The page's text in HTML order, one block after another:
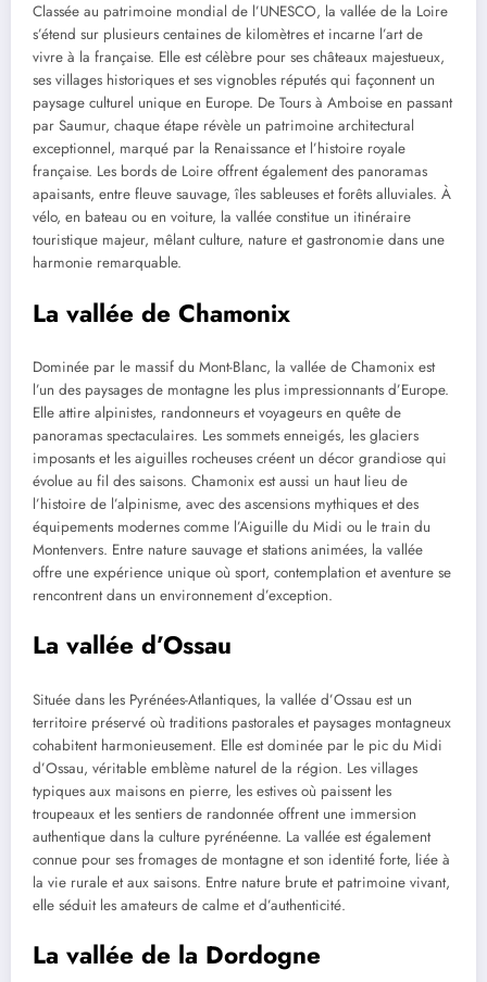
Classée au patrimoine mondial de l’UNESCO, la vallée de la Loire
s’étend sur plusieurs centaines de kilomètres et incarne l’art de
vivre à la française. Elle est célèbre pour ses châteaux majestueux,
ses villages historiques et ses vignobles réputés qui façonnent un
paysage culturel unique en Europe. De Tours à Amboise en passant
par Saumur, chaque étape révèle un patrimoine architectural
exceptionnel, marqué par la Renaissance et l’histoire royale
française. Les bords de Loire offrent également des panoramas
apaisants, entre fleuve sauvage, îles sableuses et forêts alluviales. À
vélo, en bateau ou en voiture, la vallée constitue un itinéraire
touristique majeur, mêlant culture, nature et gastronomie dans une
harmonie remarquable.
La vallée de Chamonix
Dominée par le massif du Mont-Blanc, la vallée de Chamonix est
l’un des paysages de montagne les plus impressionnants d’Europe.
Elle attire alpinistes, randonneurs et voyageurs en quête de
panoramas spectaculaires. Les sommets enneigés, les glaciers
imposants et les aiguilles rocheuses créent un décor grandiose qui
évolue au fil des saisons. Chamonix est aussi un haut lieu de
l’histoire de l’alpinisme, avec des ascensions mythiques et des
équipements modernes comme l’Aiguille du Midi ou le train du
Montenvers. Entre nature sauvage et stations animées, la vallée
offre une expérience unique où sport, contemplation et aventure se
rencontrent dans un environnement d’exception.
La vallée d’Ossau
Située dans les Pyrénées-Atlantiques, la vallée d’Ossau est un
territoire préservé où traditions pastorales et paysages montagneux
cohabitent harmonieusement. Elle est dominée par le pic du Midi
d’Ossau, véritable emblème naturel de la région. Les villages
typiques aux maisons en pierre, les estives où paissent les
troupeaux et les sentiers de randonnée offrent une immersion
authentique dans la culture pyrénéenne. La vallée est également
connue pour ses fromages de montagne et son identité forte, liée à
la vie rurale et aux saisons. Entre nature brute et patrimoine vivant,
elle séduit les amateurs de calme et d’authenticité.
La vallée de la Dordogne